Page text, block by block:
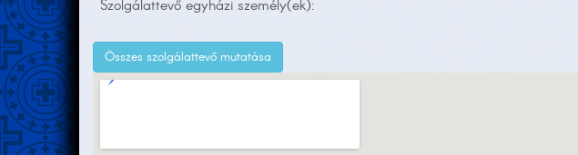
Szolgálattevő egyházi személy(ek):
Összes szolgálattevő mutatása